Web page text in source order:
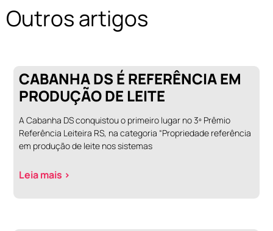
Outros artigos
CABANHA DS É REFERÊNCIA EM
PRODUÇÃO DE LEITE
A Cabanha DS conquistou o primeiro lugar no 3º Prêmio
Referência Leiteira RS, na categoria “Propriedade referência
em produção de leite nos sistemas
Leia mais >